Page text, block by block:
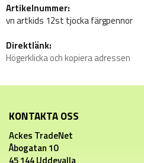
Artikelnummer:
vn artkids 12st tjocka färgpennor
Direktlänk:
Högerklicka och kopiera adressen
KONTAKTA OSS
Ackes TradeNet
Åbogatan 10
45 144 Uddevalla